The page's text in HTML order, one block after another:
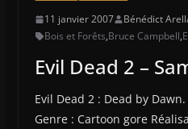
11 janvier 2007
Bénédict
Bois et Forêts,Bruce Campbell,
Evil Dead 2 –
Evil Dead 2 : Dead by
Genre : Cartoon gore